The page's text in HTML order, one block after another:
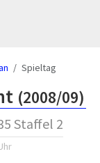
Spieltag
(2008/09)
Staffel 2